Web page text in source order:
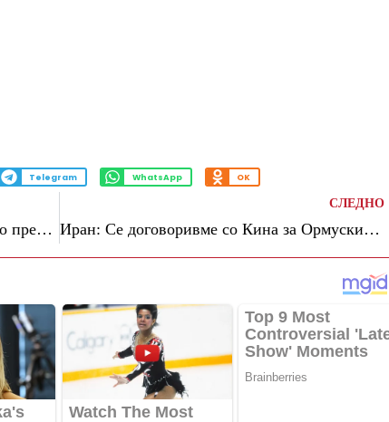
Telegram WhatsApp OK
Папата ја критикува Европа: „Да не го предизвикуваме со одбрана наоружувањето“
СЛЕДНО
Иран: Се договоривме со Кина за Ормускиот теснец